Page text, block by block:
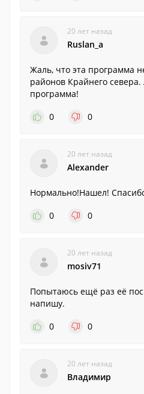
20 лет назад
Ruslan_a
Жаль, что эта программа
районов Крайнего севера.
программа!
0
0
20 лет назад
Alexander
Нормально!Нашел!
0
0
20 лет назад
mosiv71
Попытаюсь ещё раз её
напишу.
0
0
20 лет назад
Владимир